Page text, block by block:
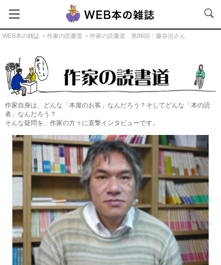
WEB本の雑誌 ＞ 作家の読書道 ＞作家の読書道 第98回：藤谷治さん
作家の読書道
作家自身は、どんな「本屋のお客」なんだろう？そしてどんな「本の読
者」なんだろう？
そんな疑問を、作家の方々に直撃インタビューです。